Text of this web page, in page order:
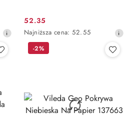
Cena
promocyjna:
52.35
Najniższa
cena
Najniższa cena: 52.55
-2%